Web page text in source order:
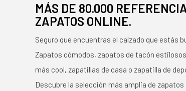
MÁS DE 80.000
ZAPATOS ONLINE.
Seguro que encuentras el calzado que estás
Zapatos cómodos, zapatos de tacón
más cool, zapatillas de casa o zapatilla de
Descubre la selección más amplia de zapatos